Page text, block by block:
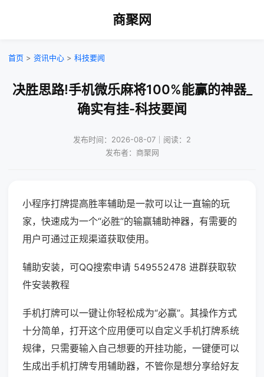
商聚网
首页 > 资讯中心 > 科技要闻
决胜思路!手机微乐麻将100%能赢的神器_
确实有挂-科技要闻
发布时间：2026-08-07｜阅读：2
发布者：商聚网
小程序打牌提高胜率辅助是一款可以让一直输的玩
家，快速成为一个“必胜”的输赢辅助神器，有需要的
用户可通过正规渠道获取使用。
辅助安装，可QQ搜索申请 549552478 进群获取软
件安装教程
手机打牌可以一键让你轻松成为“必赢”。其操作方式
十分简单，打开这个应用便可以自定义手机打牌系统
规律，只需要输入自己想要的开挂功能，一键便可以
生成出手机打牌专用辅助器，不管你是想分享给好友